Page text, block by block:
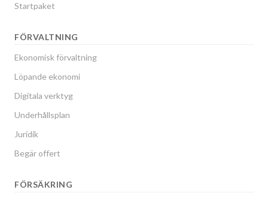
Startpaket
FÖRVALTNING
Ekonomisk förvaltning
Löpande ekonomi
Digitala verktyg
Underhållsplan
Juridik
Begär offert
FÖRSÄKRING